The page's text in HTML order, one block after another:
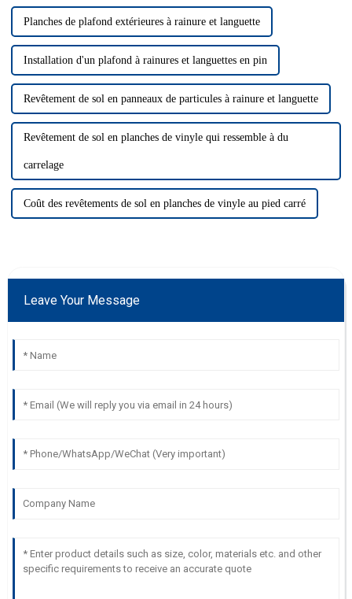
Planches de plafond extérieures à rainure et languette
Installation d'un plafond à rainures et languettes en pin
Revêtement de sol en panneaux de particules à rainure et languette
Revêtement de sol en planches de vinyle qui ressemble à du
carrelage
Coût des revêtements de sol en planches de vinyle au pied carré
Leave Your Message